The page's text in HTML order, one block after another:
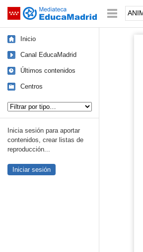
Saltar navegación
Inicio
Canal EducaMadrid
Últimos contenidos
Centros
Inicia sesión para aportar
contenidos, crear listas de
reproducción...
Iniciar sesión